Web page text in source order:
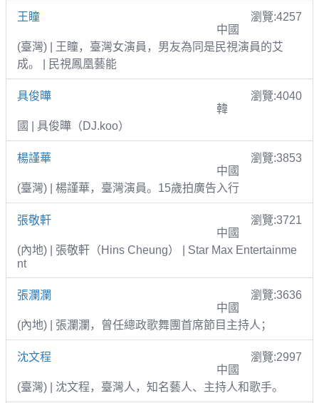
王瞳
瀏覽:4257
中國
(臺灣) | 王瞳，臺灣女演員，男友為同是民視演員的艾
成。 | 民視鳳凰藝能
具俊曄
瀏覽:4040
韓
國 | 具俊曄（DJ.koo）
楊謹華
瀏覽:3853
中國
(臺灣) | 楊謹華，臺灣演員。15歲拍廣告入行
張敬軒
瀏覽:3721
中國
(內地) | 張敬軒（Hins Cheung） | Star Max Entertainme
nt
張瀾瀾
瀏覽:3636
中國
(內地) | 張瀾瀾，曾任總政歌舞團首席節目主持人；
沈文程
瀏覽:2997
中國
(臺灣) | 沈文程，臺灣人，知名藝人、主持人和歌手。